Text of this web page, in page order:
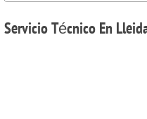
ServicioTécnico En